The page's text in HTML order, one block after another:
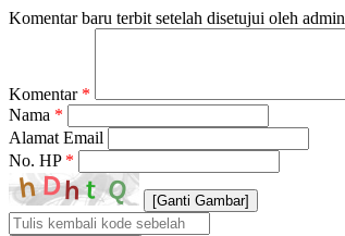
Komentar baru terbit setelah disetujui oleh admin
Komentar *
Nama *
Alamat Email
No. HP *
[Ganti Gambar]